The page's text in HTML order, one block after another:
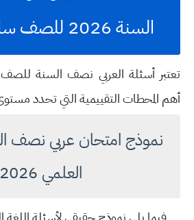
السنة 2026 للصف سادس علمي
تعتبر أسئلة العربي نصف السنة
أهم المحطات التقييمية التي تحدد
نموذج امتحان عربي نصف
العلمي 2026